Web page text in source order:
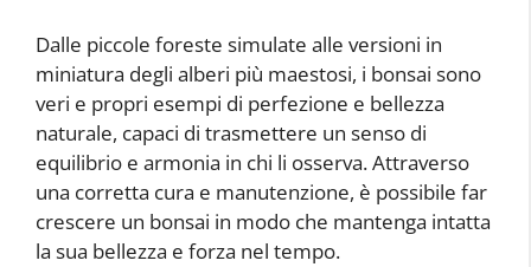
Dalle piccole foreste simulate alle versioni in
miniatura degli alberi più maestosi, i bonsai sono
veri e propri esempi di perfezione e bellezza
naturale, capaci di trasmettere un senso di
equilibrio e armonia in chi li osserva. Attraverso
una corretta cura e manutenzione, è possibile far
crescere un bonsai in modo che mantenga intatta
la sua bellezza e forza nel tempo.